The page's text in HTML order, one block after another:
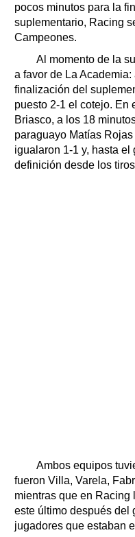
pocos minutos para la
suplementario, Racing
Campeones.
Al momento de la
a favor de La
finalización del
puesto 2-1 el cotejo. En
Briasco, a los 18
paraguayo Matías
igualaron 1-1 y, hasta
definición desde los
Ambos equipos
fueron Villa, Varela,
mientras que en Racing
este último después del
jugadores que estaban